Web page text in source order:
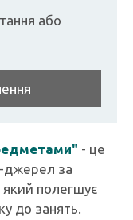
або
- це
джерел за
полегшує
до занять.